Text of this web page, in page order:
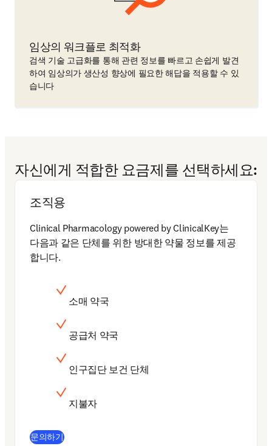
임상의 워크플로 최적화
검색 기술 고급화를 통해 관련 정보를 빠르고 손쉽게 발견
하여 임상의가 생산성 향상에 필요한 해답을 적용할 수 있
습니다
자신에게 적합한 요금제를 선택하세요:
조직용
Clinical Pharmacology powered by ClinicalKey는
다음과 같은 단체를 위한 방대한 약물 정보를 제공
합니다.
소매 약국
공급처 약국
인구집단 보건 단체
지불자
문의하기